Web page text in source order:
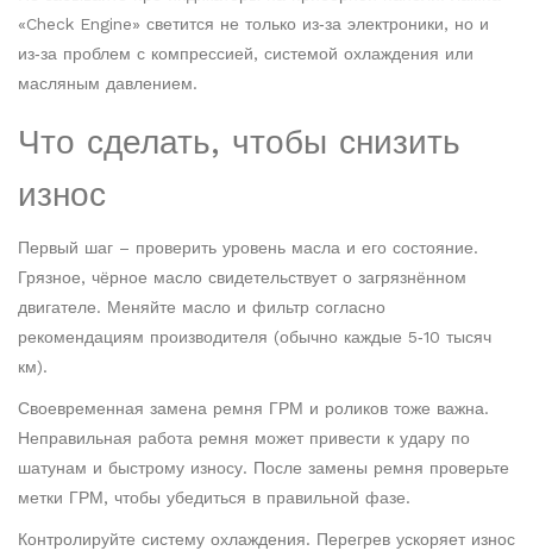
«Check Engine» светится не только из‑за электроники, но и
из‑за проблем с компрессией, системой охлаждения или
масляным давлением.
Что сделать, чтобы снизить
износ
Первый шаг – проверить уровень масла и его состояние.
Грязное, чёрное масло свидетельствует о загрязнённом
двигателе. Меняйте масло и фильтр согласно
рекомендациям производителя (обычно каждые 5‑10 тысяч
км).
Своевременная замена ремня ГРМ и роликов тоже важна.
Неправильная работа ремня может привести к удару по
шатунам и быстрому износу. После замены ремня проверьте
метки ГРМ, чтобы убедиться в правильной фазе.
Контролируйте систему охлаждения. Перегрев ускоряет износ